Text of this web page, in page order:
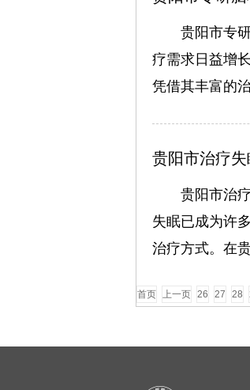
贵阳市专
疗需求日益增
凭借其丰富的
贵阳市治疗
贵阳市治
失眠已成为许
治疗方式。在
首页 上一页 26 27 28